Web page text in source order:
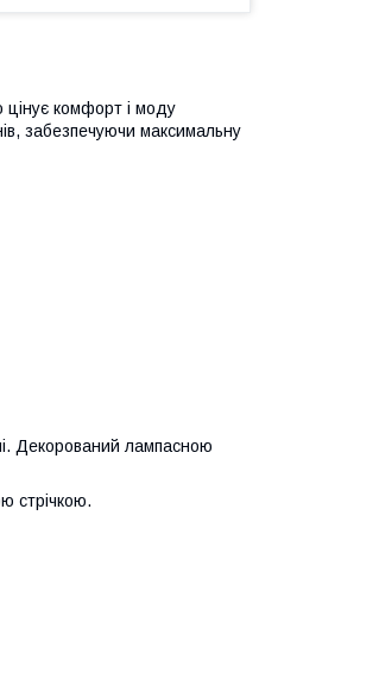
комфорт і моду
забезпечуючи максимальну
Декорований лампасною
стрічкою.